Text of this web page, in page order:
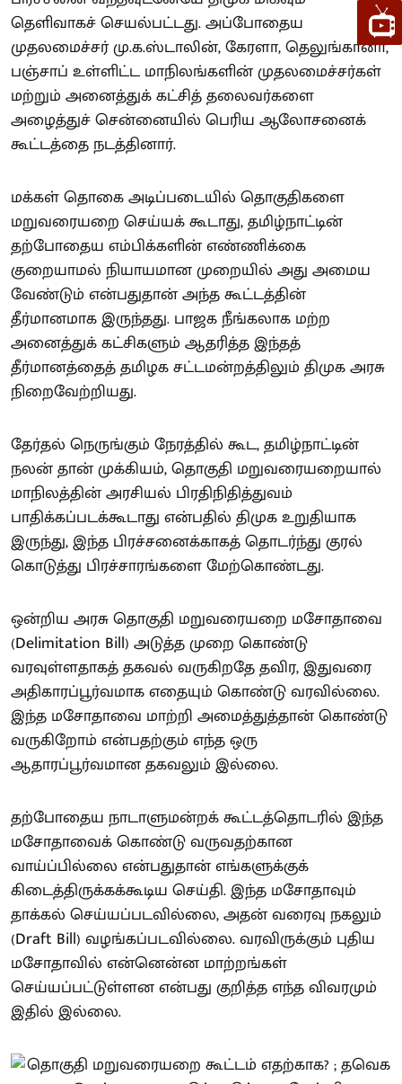
தெளிவாகச் செயல்பட்டது. அப்போதைய
முதலமைச்சர் மு.க.ஸ்டாலின், கேரளா, தெலுங்கானா,
பஞ்சாப் உள்ளிட்ட மாநிலங்களின் முதலமைச்சர்கள்
மற்றும் அனைத்துக் கட்சித் தலைவர்களை
அழைத்துச் சென்னையில் பெரிய ஆலோசனைக்
கூட்டத்தை நடத்தினார்.
மக்கள் தொகை அடிப்படையில் தொகுதிகளை
மறுவரையறை செய்யக் கூடாது, தமிழ்நாட்டின்
தற்போதைய எம்பிக்களின் எண்ணிக்கை
குறையாமல் நியாயமான முறையில் அது அமைய
வேண்டும் என்பதுதான் அந்த கூட்டத்தின்
தீர்மானமாக இருந்தது. பாஜக நீங்கலாக மற்ற
அனைத்துக் கட்சிகளும் ஆதரித்த இந்தத்
தீர்மானத்தைத் தமிழக சட்டமன்றத்திலும் திமுக அரசு
நிறைவேற்றியது.
தேர்தல் நெருங்கும் நேரத்தில் கூட, தமிழ்நாட்டின்
நலன் தான் முக்கியம், தொகுதி மறுவரையறையால்
மாநிலத்தின் அரசியல் பிரதிநிதித்துவம்
பாதிக்கப்படக்கூடாது என்பதில் திமுக உறுதியாக
இருந்து, இந்த பிரச்சனைக்காகத் தொடர்ந்து குரல்
கொடுத்து பிரச்சாரங்களை மேற்கொண்டது.
ஒன்றிய அரசு தொகுதி மறுவரையறை மசோதாவை
(Delimitation Bill) அடுத்த முறை கொண்டு
வரவுள்ளதாகத் தகவல் வருகிறதே தவிர, இதுவரை
அதிகாரப்பூர்வமாக எதையும் கொண்டு வரவில்லை.
இந்த மசோதாவை மாற்றி அமைத்துத்தான் கொண்டு
வருகிறோம் என்பதற்கும் எந்த ஒரு
ஆதாரப்பூர்வமான தகவலும் இல்லை.
தற்போதைய நாடாளுமன்றக் கூட்டத்தொடரில் இந்த
மசோதாவைக் கொண்டு வருவதற்கான
வாய்ப்பில்லை என்பதுதான் எங்களுக்குக்
கிடைத்திருக்கக்கூடிய செய்தி. இந்த மசோதாவும்
தாக்கல் செய்யப்படவில்லை, அதன் வரைவு நகலும்
(Draft Bill) வழங்கப்படவில்லை. வரவிருக்கும் புதிய
மசோதாவில் என்னென்ன மாற்றங்கள்
செய்யப்பட்டுள்ளன என்பது குறித்த எந்த விவரமும்
இதில் இல்லை.